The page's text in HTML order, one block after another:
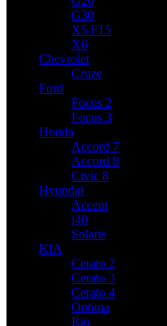
G30
X5 F15
X6
Chevrolet
Cruze
Ford
Focus 2
Focus 3
Honda
Accord 7
Accord 8
Civic 8
Hyundai
Accent
i40
Solaris
KIA
Cerato 2
Cerato 3
Cerato 4
Optima
Rio